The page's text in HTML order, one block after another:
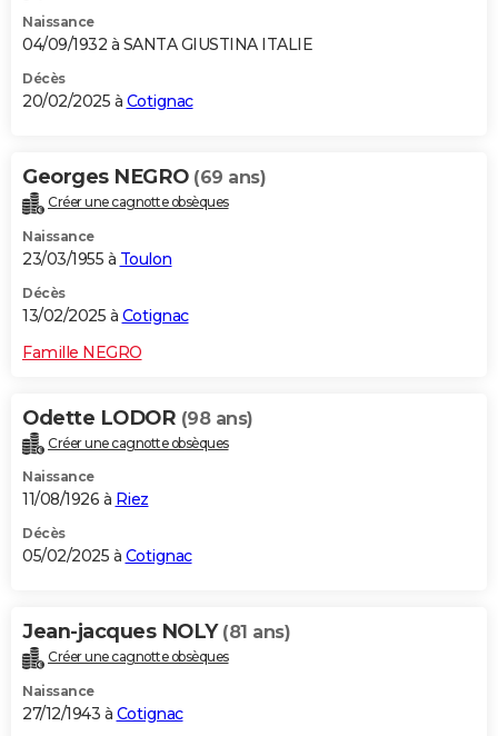
Naissance
04/09/1932 à SANTA GIUSTINA ITALIE
Décès
20/02/2025 à Cotignac
Georges NEGRO (69 ans)
Créer une cagnotte obsèques
Naissance
23/03/1955 à Toulon
Décès
13/02/2025 à Cotignac
Famille NEGRO
Odette LODOR (98 ans)
Créer une cagnotte obsèques
Naissance
11/08/1926 à Riez
Décès
05/02/2025 à Cotignac
Jean-jacques NOLY (81 ans)
Créer une cagnotte obsèques
Naissance
27/12/1943 à Cotignac